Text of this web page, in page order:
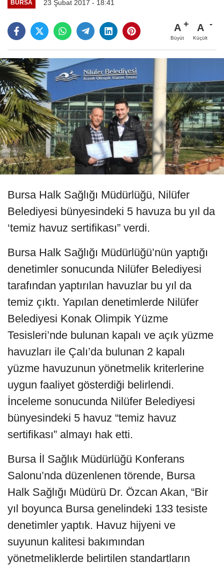
BURSA 23 Şubat 2017 - 18:41
A
Büyüt
A
Küçült
Bursa Halk Sağlığı Müdürlüğü, Nilüfer
Belediyesi bünyesindeki 5 havuza bu yıl da
‘temiz havuz sertifikası” verdi.
Bursa Halk Sağlığı Müdürlüğü’nün yaptığı
denetimler sonucunda Nilüfer Belediyesi
tarafından yaptırılan havuzlar bu yıl da
temiz çıktı. Yapılan denetimlerde Nilüfer
Belediyesi Konak Olimpik Yüzme
Tesisleri’nde bulunan kapalı ve açık yüzme
havuzları ile Çalı’da bulunan 2 kapalı
yüzme havuzunun yönetmelik kriterlerine
uygun faaliyet gösterdiği belirlendi.
İnceleme sonucunda Nilüfer Belediyesi
bünyesindeki 5 havuz “temiz havuz
sertifikası” almayı hak etti.
Bursa İl Sağlık Müdürlüğü Konferans
Salonu’nda düzenlenen törende, Bursa
Halk Sağlığı Müdürü Dr. Özcan Akan, “Bir
yıl boyunca Bursa genelindeki 133 tesiste
denetimler yaptık. Havuz hijyeni ve
suyunun kalitesi bakımından
yönetmeliklerde belirtilen standartların